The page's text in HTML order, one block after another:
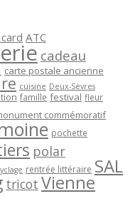
ATC
cadeau
carte postale ancienne
cuisine Deux-Sèvres
famille festival fleur
commémoratif
pochette
polar
rentrée littéraire SAL
tricot Vienne